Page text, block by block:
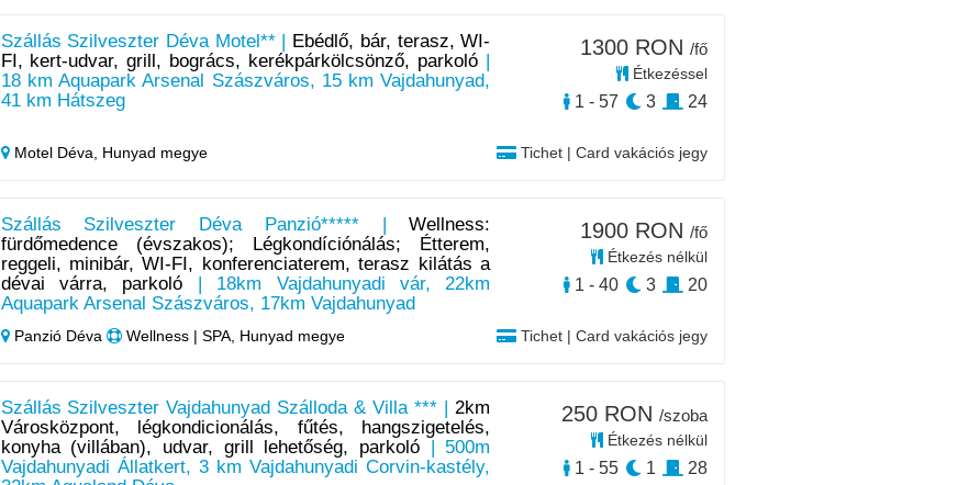
Szállás Szilveszter Déva Motel** |
Ebédlő, bár, terasz, WI-
FI, kert-udvar, grill, bogrács, kerékpárkölcsönző, parkoló
18 km Aquapark Arsenal Szászváros, 15 km Vajdahunyad,
41 km Hátszeg
Motel Déva, Hunyad megye Tichet | Card vakációs jegy
1300 RON /fő
Étkezéssel
1 - 57 3 24
Szállás Szilveszter Déva Panzió***** |Wellness:
fürdőmedence (évszakos); Légkondíciónálás; Étterem,
reggeli, minibár, WI-FI, konferenciaterem, terasz kilátás a
dévai várra, parkoló | 18km Vajdahunyadi vár, 22km
Aquapark Arsenal Szászváros, 17km Vajdahunyad
Panzió Déva Wellness | SPA, Hunyad megye Tichet | Card vakációs jegy
1900 RON /fő
Étkezés nélkül
1 - 40 3 20
Szállás Szilveszter Vajdahunyad Szálloda & Villa *** |2km
Városközpont, légkondicionálás, fűtés, hangszigetelés,
konyha (villában), udvar, grill lehetőség, parkoló | 500m
Vajdahunyadi Állatkert, 3 km Vajdahunyadi Corvin-kastély,
250 RON /szoba
Étkezés nélkül
1 - 55 1 28